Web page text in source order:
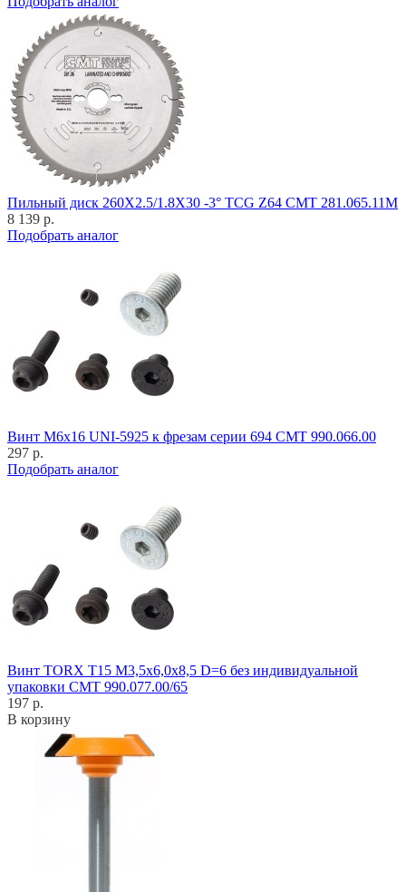
Пильный диск 260X2.5/1.8X30 -3° TCG Z64 CMT 281.065.11M
8 139 р.
Подобрать аналог
Винт M6x16 UNI-5925 к фрезам серии 694 CMT 990.066.00
297 р.
Подобрать аналог
Винт TORX T15 M3,5x6,0x8,5 D=6 без индивидуальной
упаковки CMT 990.077.00/65
197 р.
В корзину